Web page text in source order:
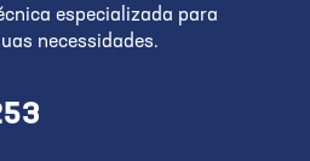
especializada para
necessidades.